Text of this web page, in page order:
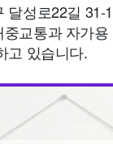
달성로22길 31-
교통과 자가
고 있습니다.